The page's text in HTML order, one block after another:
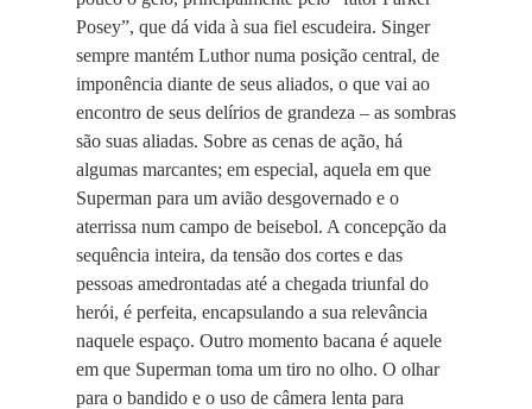
Posey”, que dá vida à sua fiel escudeira. Singer
sempre mantém Luthor numa posição central, de
imponência diante de seus aliados, o que vai ao
encontro de seus delírios de grandeza – as sombras
são suas aliadas. Sobre as cenas de ação, há
algumas marcantes; em especial, aquela em que
Superman para um avião desgovernado e o
aterrissa num campo de beisebol. A concepção da
sequência inteira, da tensão dos cortes e das
pessoas amedrontadas até a chegada triunfal do
herói, é perfeita, encapsulando a sua relevância
naquele espaço. Outro momento bacana é aquele
em que Superman toma um tiro no olho. O olhar
para o bandido e o uso de câmera lenta para